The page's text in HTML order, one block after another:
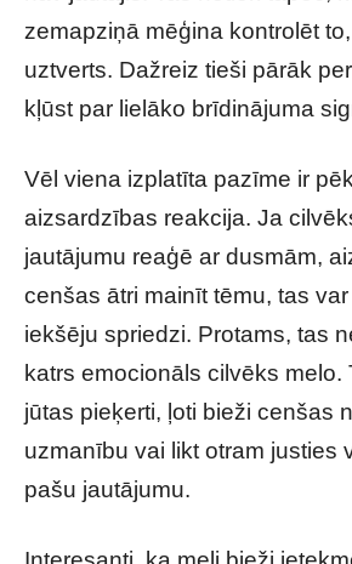
zemapziņā mēģina kontrolēt
uztverts. Dažreiz tieši pārāk
kļūst par lielāko brīdinājuma
Vēl viena izplatīta pazīme ir
aizsardzības reakcija. Ja
jautājumu reaģē ar dusmām,
cenšas ātri mainīt tēmu, tas
iekšēju spriedzi. Protams, tas
katrs emocionāls cilvēks melo.
jūtas pieķerti, ļoti bieži cenšas
uzmanību vai likt otram justies
pašu jautājumu.